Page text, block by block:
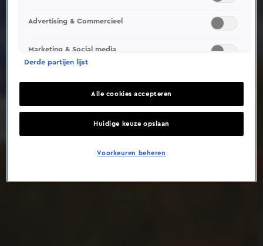
Deze video is niet beschikbaar op je huidige locatie
Advertising & Commercieel
Marketing & Social media
Derde partijen lijst
Alle cookies accepteren
Huidige keuze opslaan
Voorkeuren beheren